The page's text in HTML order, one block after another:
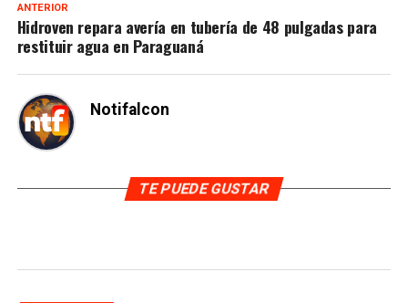
ANTERIOR
Hidroven repara avería en tubería de 48 pulgadas para
restituir agua en Paraguaná
Notifalcon
TE PUEDE GUSTAR